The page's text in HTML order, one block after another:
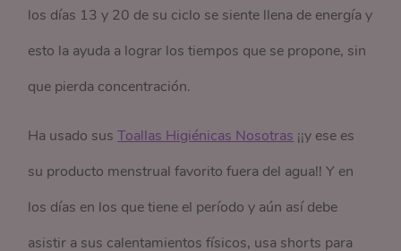
los días 13 y 20 de su ciclo se siente llena de energía y
esto la ayuda a lograr los tiempos que se propone, sin
que pierda concentración.
Ha usado susToallas Higiénicas Nosotras ¡¡y ese es
su producto menstrual favorito fuera del agua!! Y en
los días en los que tiene el período y aún así debe
asistir a sus calentamientos físicos, usa shorts para